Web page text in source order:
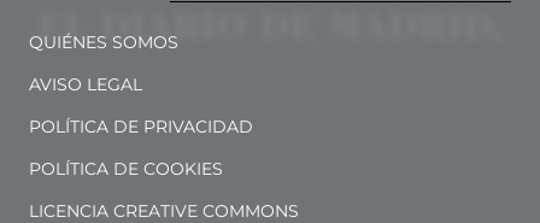
QUIÉNES SOMOS
AVISO LEGAL
POLÍTICA DE PRIVACIDAD
POLÍTICA DE COOKIES
LICENCIA CREATIVE COMMONS